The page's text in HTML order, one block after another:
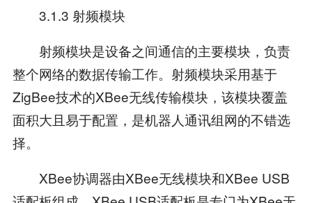
3.1.3 射频模块
射频模块是设备之间通信的主要模块，负责
整个网络的数据传输工作。射频模块采用基于
ZigBee技术的XBee无线传输模块，该模块覆盖
面积大且易于配置，是机器人通讯组网的不错选
择。
XBee协调器由XBee无线模块和XBee USB